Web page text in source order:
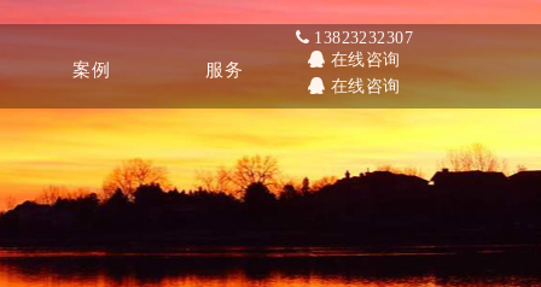
案例
Service
服务
13823232307
在线咨询
在线咨询